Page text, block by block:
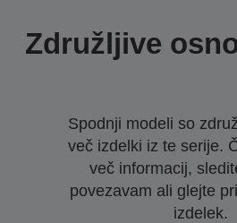
Združljive
Spodnji modeli so
več izdelki iz te serije.
več informacij,
povezavam ali glejte
izdelek.